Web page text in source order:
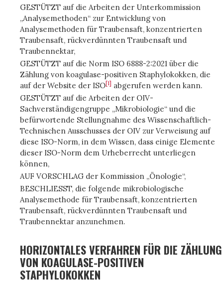
GESTÜTZT auf die Arbeiten der Unterkommission
„Analysemethoden“ zur Entwicklung von
Analysemethoden für Traubensaft, konzentrierten
Traubensaft, rückverdünnten Traubensaft und
Traubennektar,
GESTÜTZT auf die Norm ISO 6888-2:2021 über die
Zählung von koagulase-positiven Staphylokokken, die
auf der Website der ISO[1] abgerufen werden kann.
GESTÜTZT auf die Arbeiten der OIV-
Sachverständigengruppe „Mikrobiologie“ und die
befürwortende Stellungnahme des Wissenschaftlich-
Technischen Ausschusses der OIV zur Verweisung auf
diese ISO-Norm, in dem Wissen, dass einige Elemente
dieser ISO-Norm dem Urheberrecht unterliegen
können,
AUF VORSCHLAG der Kommission „Önologie“,
BESCHLIESST, die folgende mikrobiologische
Analysemethode für Traubensaft, konzentrierten
Traubensaft, rückverdünnten Traubensaft und
Traubennektar anzunehmen.
HORIZONTALES VERFAHREN FÜR DIE ZÄHLUNG
VON KOAGULASE-POSITIVEN
STAPHYLOKOKKEN